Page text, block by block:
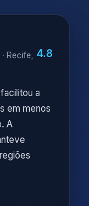
Recife,
4.8
a
em menos
A